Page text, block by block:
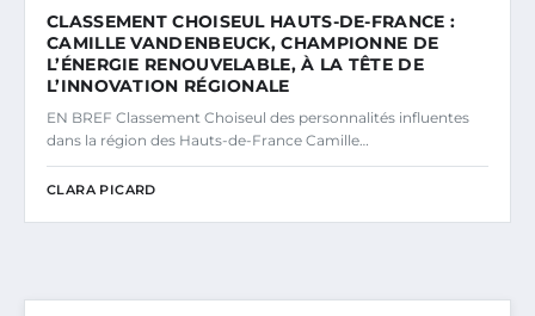
CLASSEMENT CHOISEUL HAUTS-DE-FRANCE :
CAMILLE VANDENBEUCK, CHAMPIONNE DE
L’ÉNERGIE RENOUVELABLE, À LA TÊTE DE
L’INNOVATION RÉGIONALE
EN BREF Classement Choiseul des personnalités influentes
dans la région des Hauts-de-France Camille…
CLARA PICARD